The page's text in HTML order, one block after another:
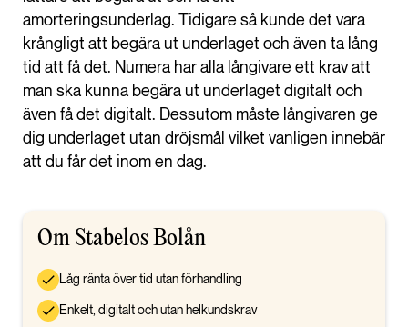
amorteringsunderlag. Tidigare så kunde det vara
krångligt att begära ut underlaget och även ta lång
tid att få det. Numera har alla långivare ett krav att
man ska kunna begära ut underlaget digitalt och
även få det digitalt. Dessutom måste långivaren ge
dig underlaget utan dröjsmål vilket vanligen innebär
att du får det inom en dag.
Om Stabelos Bolån
Låg ränta över tid utan förhandling
Enkelt, digitalt och utan helkundskrav